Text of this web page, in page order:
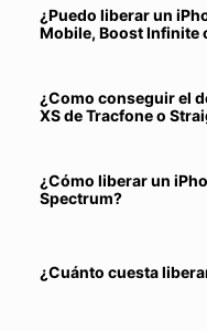
¿Puedo liberar un
Mobile, Boost Infinite
¿Como conseguir el
XS de Tracfone o
¿Cómo liberar un
Spectrum?
¿Cuánto cuesta